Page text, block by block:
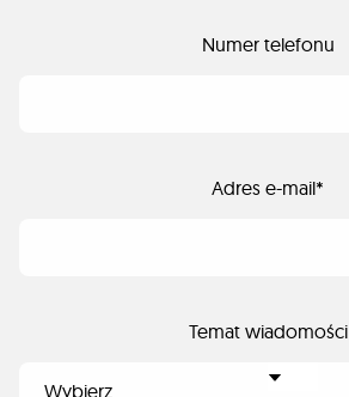
Numer telefonu
Adres e-mail*
Temat wiadomości